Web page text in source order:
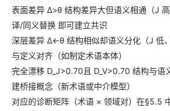
表面差异 Δ>θ 结构差异大但语义相通（J
译/同义替换 即可建立共识
深层差异 Δ<-θ 结构相似却语义分化（J 低
与定义对齐（如制定术语本体）
完全漂移 D_J>0.70且 D_V>0.70 结构与语
建桥接概念（新术语或中介模型）
对应的诊断矩阵（术语 × 领域对）在§5.5